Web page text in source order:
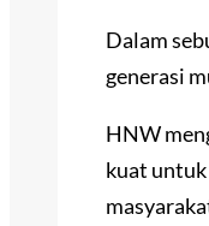
Dalam
generasi
HNW
kuat